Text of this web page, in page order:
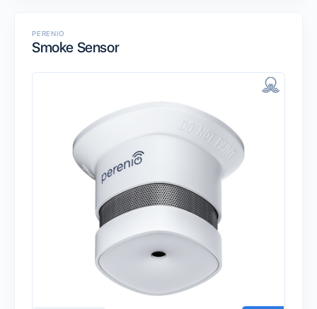
PERENIO
Smoke Sensor